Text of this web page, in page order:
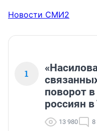
Новости СМИ2
1
поворот
россиян
13 980 8